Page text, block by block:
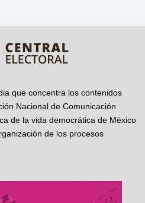
que concentra los contenidos
Nacional de Comunicación
de la vida democrática de México
de los procesos